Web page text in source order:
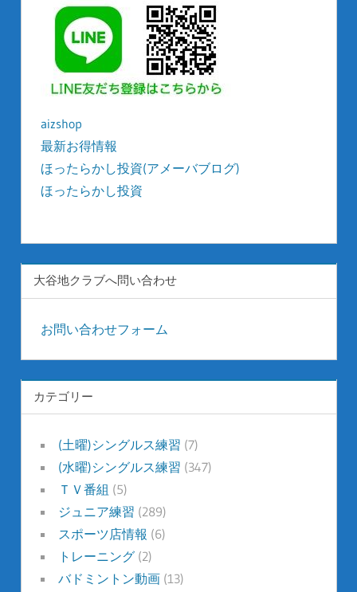
aizshop
最新お得情報
ほったらかし投資(アメーバブログ)
ほったらかし投資
大谷地クラブへ問い合わせ
お問い合わせフォーム
カテゴリー
(土曜)シングルス練習 (7)
(水曜)シングルス練習 (347)
ＴＶ番組 (5)
ジュニア練習 (289)
スポーツ店情報 (6)
トレーニング(2)
バドミントン動画(13)